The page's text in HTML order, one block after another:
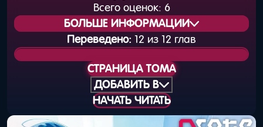
Всего оценок: 6
БОЛЬШЕ ИНФОРМАЦИИ
Статус издания:
Вышел
Общая нумерация:
Дата выхода
(книга):
25 июля 2025 года
Переведено: 12 из 12 глав
СТРАНИЦА ТОМА
ДОБАВИТЬ В
НАЧАТЬ ЧИТАТЬ